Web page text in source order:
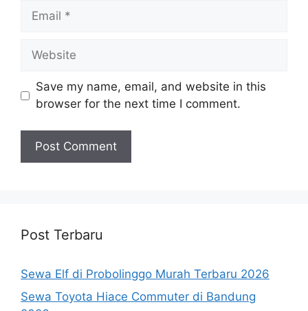
Email
Website
Save my name, email, and website in this
browser for the next time I comment.
Post Terbaru
Sewa Elf di Probolinggo Murah Terbaru 2026
Sewa Toyota Hiace Commuter di Bandung